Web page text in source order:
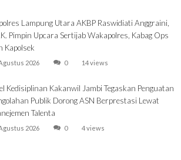
Lampung Utara AKBP Raswidiati Anggraini,
Pimpin Upcara Sertijab Wakapolres, Kabag Ops
Kapolsek
2026 0 14 views
Kedisiplinan Kakanwil Jambi Tegaskan Penguatan
Publik Dorong ASN Berprestasi Lewat
Talenta
2026 0 4 views